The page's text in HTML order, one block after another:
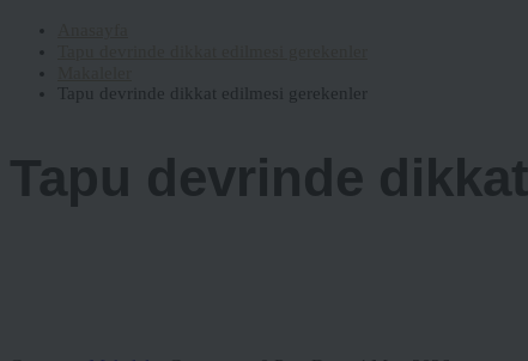
Tapu devrinde dikkat edilmesi gerekenler
Tapu devrinde